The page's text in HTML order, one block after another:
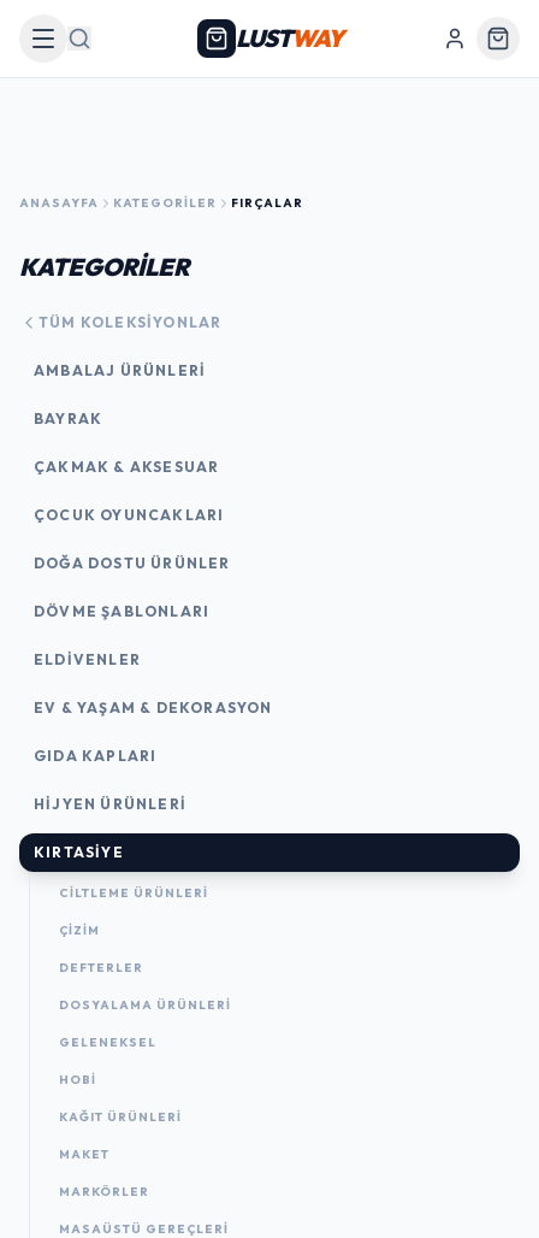
Arama LUSTWAY
ANASAYFA KATEGORILER FIRÇALAR
KATEGORİLER
TÜM KOLEKSIYONLAR
AMBALAJ ÜRÜNLERI
BAYRAK
ÇAKMAK & AKSESUAR
ÇOCUK OYUNCAKLARI
DOĞA DOSTU ÜRÜNLER
DÖVME ŞABLONLARI
ELDIVENLER
EV & YAŞAM & DEKORASYON
GIDA KAPLARI
HIJYEN ÜRÜNLERI
KIRTASİYE
CILTLEME ÜRÜNLERI
ÇİZİM
DEFTERLER
DOSYALAMA ÜRÜNLERI
GELENEKSEL
HOBİ
KAĞIT ÜRÜNLERI
MAKET
MARKÖRLER
MASAÜSTÜ GEREÇLERI